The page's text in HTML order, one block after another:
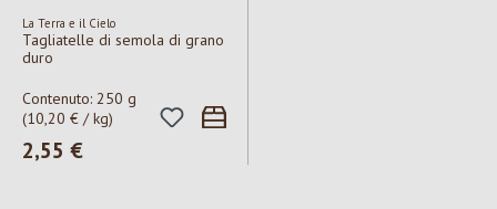
La Terra e il Cielo
Tagliatelle di semola di grano
duro
Contenuto: 250 g
(10,20 € / kg)
Prezzo normale:
2,55 €